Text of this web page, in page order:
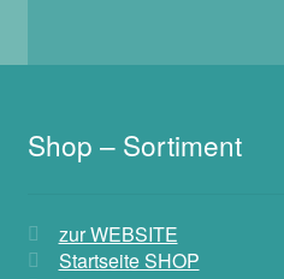
Shop – Sortiment
zur WEBSITE
Startseite SHOP